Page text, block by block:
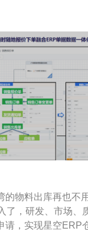
的物料出库再也不
了，研发、市场、
请，实现星空ERP